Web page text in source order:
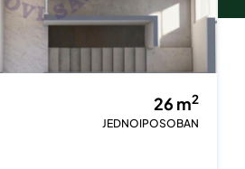
26 m2
JEDNOIPOSOBAN